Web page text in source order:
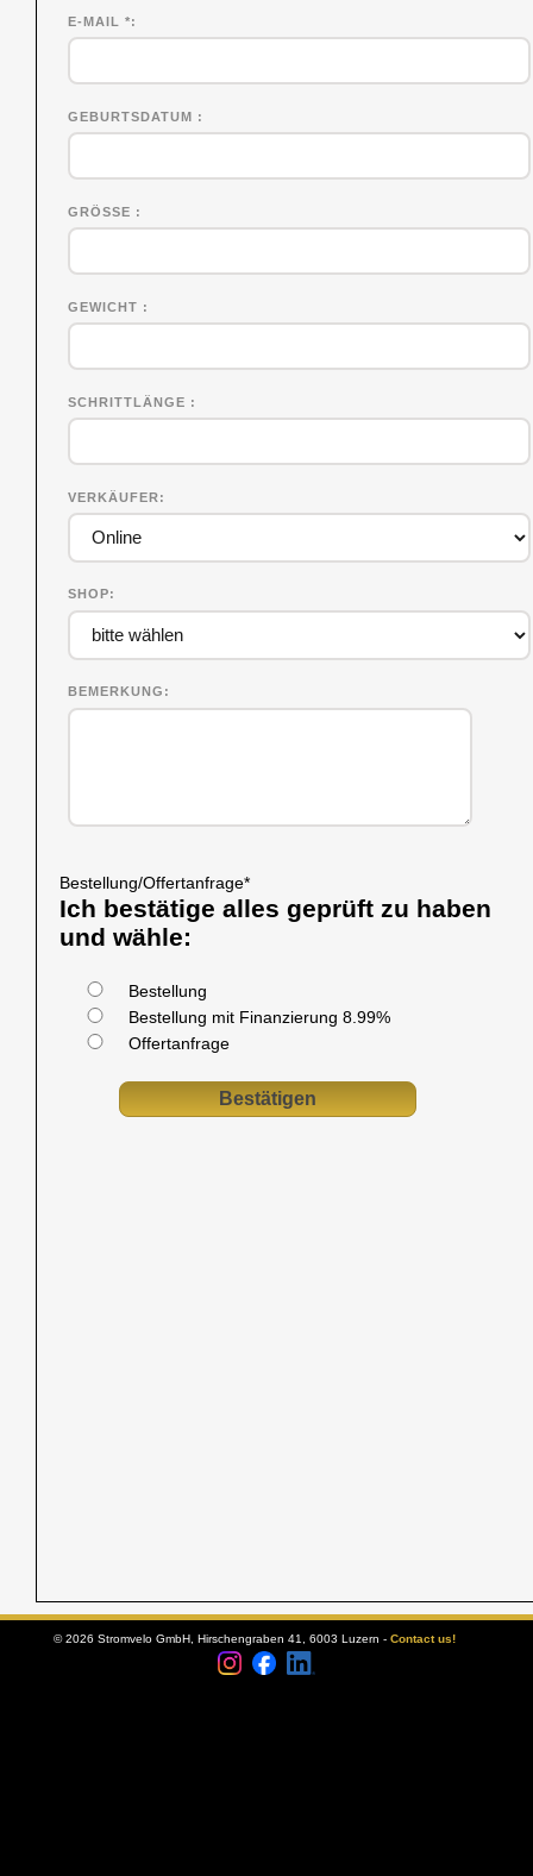
E-MAIL *
GEBURTSDATUM
GRÖSSE
GEWICHT
SCHRITTLÄNGE
VERKÄUFER
SHOP
BEMERKUNG
Bestellung/Offertanfrage*
Ich bestätige alles geprüft zu haben
und wähle:
Bestellung
Bestellung mit Finanzierung 8.99%
Offertanfrage
© 2026 Stromvelo GmbH, Hirschengraben 41, 6003 Luzern - Contact us!